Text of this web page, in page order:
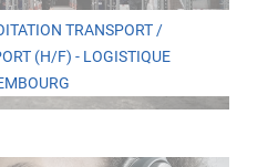
TRANSPORT /
(H/F) - LOGISTIQUE